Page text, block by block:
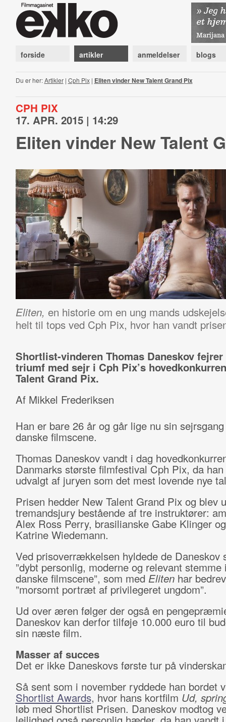
forside artikler anmeldelser blogs
Du er her:Artikler| Cph Pix| Eliten vinder New Talent Grand Pix
CPH PIX
17. APR. 2015 | 14:29
Eliten vinder New Talent
Eliten, en historie om en ung mands
helt til tops ved Cph Pix, hvor han vandt
Shortlist-vinderen Thomas Daneskov
triumf med sejr i Cph Pix’s
Talent Grand Pix.
Af Mikkel Frederiksen
Han er bare 26 år og går lige nu sin
danske filmscene.
Thomas Daneskov vandt i dag
Danmarks største filmfestival Cph Pix, da
udvalgt af juryen som det mest lovende nye
Prisen hedder New Talent Grand Pix og blev
tremandsjury bestående af tre instruktører:
Alex Ross Perry, brasilianske Gabe Klinger
Katrine Wiedemann.
Ved prisoverrækkelsen hyldede de Daneskov
”dybt personlig, moderne og relevant stemme
danske filmscene”, som med Elitenhar
”morsomt portræt af privilegeret ungdom”.
Ud over æren følger der også en
Daneskov kan derfor tilføje 10.000 euro til
sin næste film.
Masser af succes
Det er ikke Daneskovs første tur på
Så sent som i november ryddede han bordet
Shortlist Awards, hvor hans kortfilm Ud,
løb med Shortlist Prisen. Daneskov modtog